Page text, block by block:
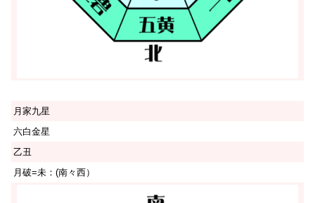
月家九星
六白金星
乙丑
月破=未：(南々西）